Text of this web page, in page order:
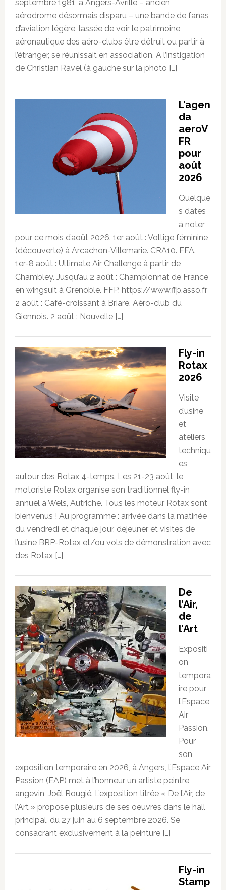
septembre 1981, à Angers-Avrillé – ancien
aérodrome désormais disparu – une bande de fanas
d’aviation légère, lassée de voir le patrimoine
aéronautique des aéro-clubs être détruit ou partir à
l’étranger, se réunissait en association. A l’instigation
de Christian Ravel (à gauche sur la photo […]
L’agen
da
aeroV
FR
pour
août
2026
Quelque
s dates
à noter
pour ce mois d’août 2026. 1er août : Voltige féminine
(découverte) à Arcachon-Villemarie. CRA10. FFA.
1er-8 août : Ultimate Air Challenge à partir de
Chambley. Jusqu’au 2 août : Championnat de France
en wingsuit à Grenoble. FFP. https://www.ffp.asso.fr
2 août : Café-croissant à Briare. Aéro-club du
Giennois. 2 août : Nouvelle […]
Fly-in
Rotax
2026
Visite
d’usine
et
ateliers
techniqu
es
autour des Rotax 4-temps. Les 21-23 août, le
motoriste Rotax organise son traditionnel fly-in
annuel à Wels, Autriche. Tous les moteur Rotax sont
bienvenus ! Au programme : arrivée dans la matinée
du vendredi et chaque jour, dejeuner et visites de
l’usine BRP-Rotax et/ou vols de démonstration avec
des Rotax […]
De
l’Air,
de
l’Art
Expositi
on
tempora
ire pour
l’Espace
Air
Passion.
Pour
son
exposition temporaire en 2026, à Angers, l’Espace Air
Passion (EAP) met à l’honneur un artiste peintre
angevin, Joël Rougié. L’exposition titrée « De l’Air, de
l’Art » propose plusieurs de ses oeuvres dans le hall
principal, du 27 juin au 6 septembre 2026. Se
consacrant exclusivement à la peinture […]
Fly-in
Stamp